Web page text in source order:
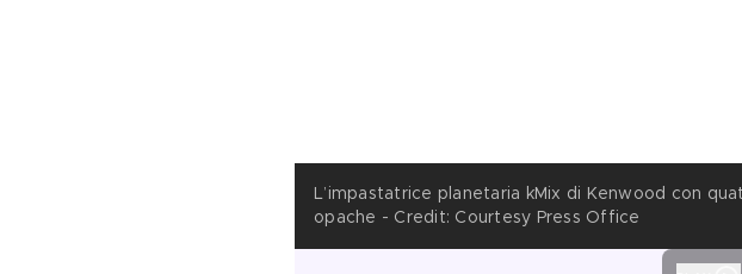
L’impastatrice planetaria kMix di Kenwood con
opache - Credit: Courtesy Press Office